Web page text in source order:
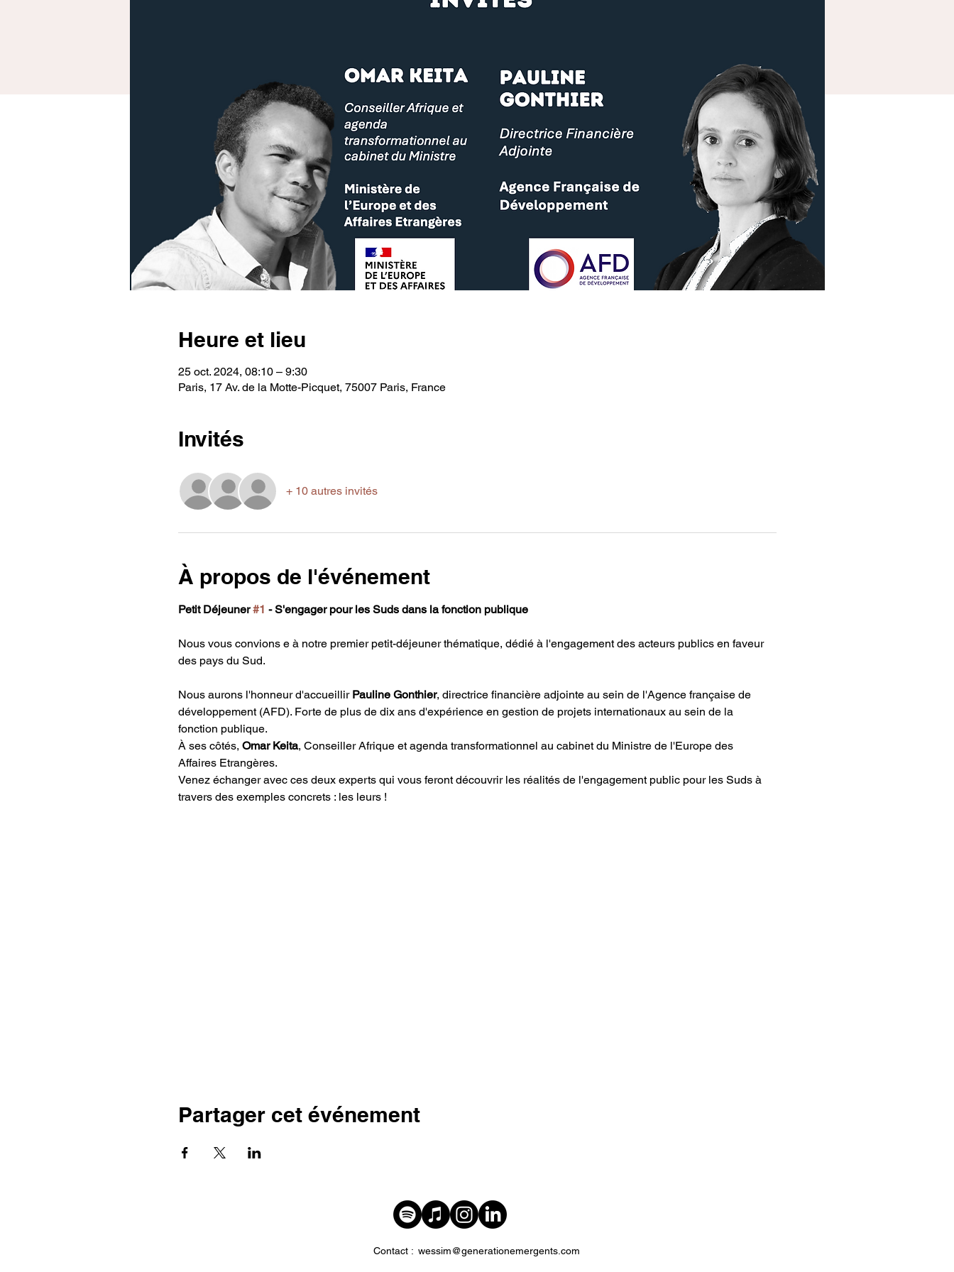
Heure et lieu
25 oct. 2024, 08:10 – 9:30
Paris, 17 Av. de la Motte-Picquet, 75007 Paris, France
Invités
+ 10 autres invités
À propos de l'événement
Petit Déjeuner #1 - S'engager pour les Suds dans la fonction publique
Nous vous convions e à notre premier petit-déjeuner thématique, dédié à l'engagement des acteurs publics en faveur
des pays du Sud.
Nous aurons l'honneur d'accueillir Pauline Gonthier, directrice financière adjointe au sein de l'Agence française de
développement (AFD). Forte de plus de dix ans d'expérience en gestion de projets internationaux au sein de la
fonction publique.
À ses côtés, Omar Keita, Conseiller Afrique et agenda transformationnel au cabinet du Ministre de l'Europe des
Affaires Etrangères.
Venez échanger avec ces deux experts qui vous feront découvrir les réalités de l'engagement public pour les Suds à
travers des exemples concrets : les leurs !
Partager cet événement
Contact : wessim@generationemergents.com